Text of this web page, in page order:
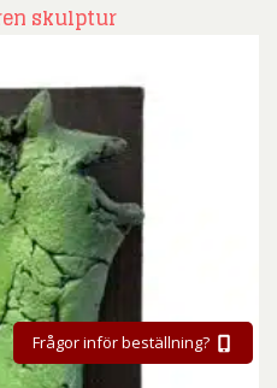
skulptur
Frågor inför beställning?